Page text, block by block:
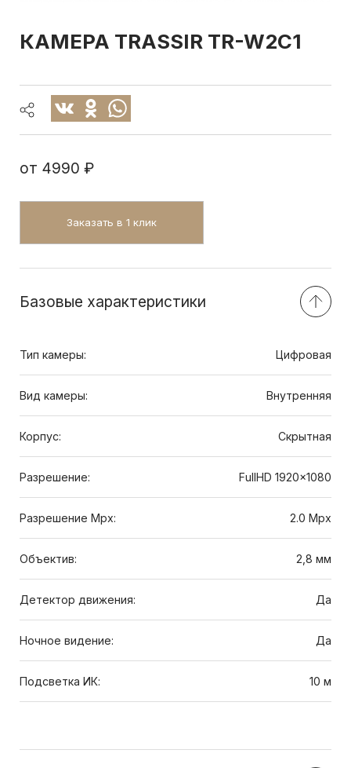
КАМЕРА TRASSIR TR-W2C1
от 4990 ₽
Заказать в 1 клик
Базовые характеристики
Тип камеры: Цифровая
Вид камеры: Внутренняя
Корпус: Скрытная
Разрешение: FullHD 1920x1080
Разрешение Mpx: 2.0 Mpx
Объектив: 2,8 мм
Детектор движения: Да
Ночное видение: Да
Подсветка ИК: 10 м